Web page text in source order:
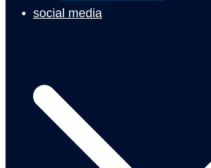
social media